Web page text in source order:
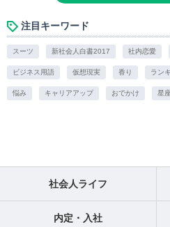
注目キーワード
スーツ 新社会人白書2017 社内恋愛
ビジネス用語 仮想現実 香り ラン
悩み キャリアアップ おでかけ 星
社会人ライフ
内定・入社